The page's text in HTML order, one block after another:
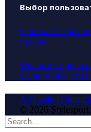
Выбор
Собирай
призы!
Франция
сдали более ста
X (Twitter)
© 2026